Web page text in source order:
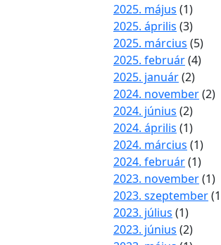
2025. május (1)
2025. április (3)
2025. március (5)
2025. február(4)
2025. január(2)
2024. november(2)
2024. június (2)
2024. április (1)
2024. március (1)
2024. február(1)
2023. november(1)
2023. szeptember
2023. július (1)
2023. június (2)